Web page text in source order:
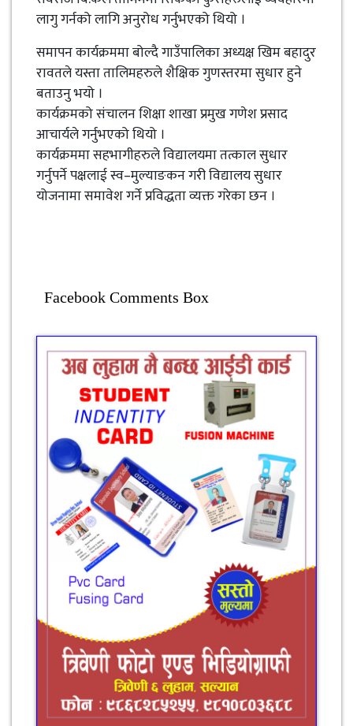
लागु गर्नको लागि अनुरोध गर्नुभएको थियो ।
समापन कार्यक्रममा बोल्दै गाउँपालिका अध्यक्ष खिम बहादुर
रावतले यस्ता तालिमहरुले शैक्षिक गुणस्तरमा सुधार हुने
बताउनु भयो ।
कार्यक्रमको संचालन शिक्षा शाखा प्रमुख गणेश प्रसाद
आचार्यले गर्नुभएको थियो ।
कार्यक्रममा सहभागीहरुले विद्यालयमा तत्काल सुधार
गर्नुपर्ने पक्षलाई स्व–मुल्याङकन गरी विद्यालय सुधार
योजनामा समावेश गर्ने प्रविद्धता व्यक्त गरेका छन ।
Facebook Comments Box